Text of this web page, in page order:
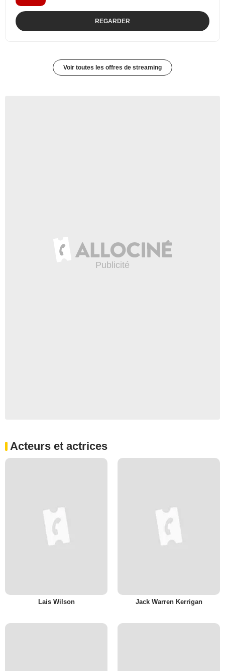
REGARDER
Voir toutes les offres de streaming
Acteurs et actrices
Lais Wilson Jack Warren Kerrigan